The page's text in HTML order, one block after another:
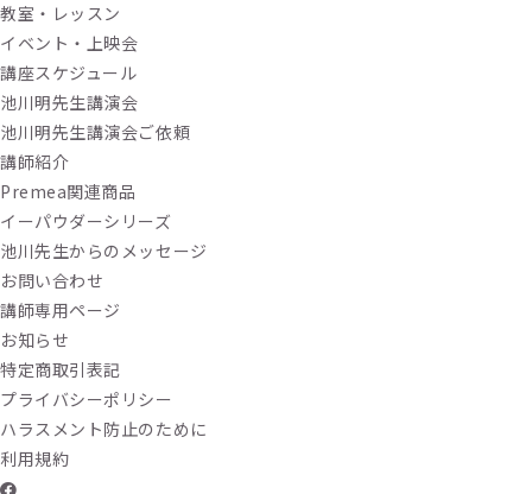
教室・レッスン
イベント・上映会
講座スケジュール
池川明先生講演会
池川明先生講演会ご依頼
講師紹介
Premea関連商品
イーパウダーシリーズ
池川先生からのメッセージ
お問い合わせ
講師専用ページ
お知らせ
特定商取引表記
プライバシーポリシー
ハラスメント防止のために
利用規約